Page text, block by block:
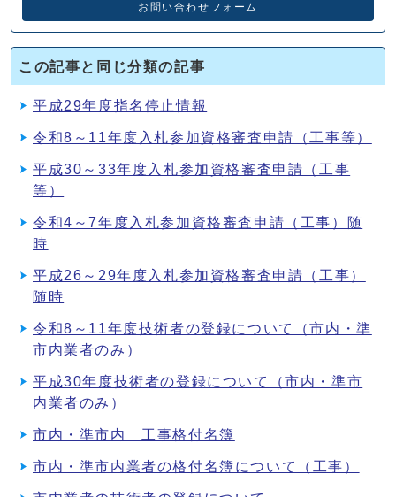
お問い合わせフォーム
この記事と同じ分類の記事
平成29年度指名停止情報
令和8～11年度入札参加資格審査申請（工事等）
平成30～33年度入札参加資格審査申請（工事
等）
令和4～7年度入札参加資格審査申請（工事）随
時
平成26～29年度入札参加資格審査申請（工事）
随時
令和8～11年度技術者の登録について（市内・準
市内業者のみ）
平成30年度技術者の登録について（市内・準市
内業者のみ）
市内・準市内 工事格付名簿
市内・準市内業者の格付名簿について（工事）